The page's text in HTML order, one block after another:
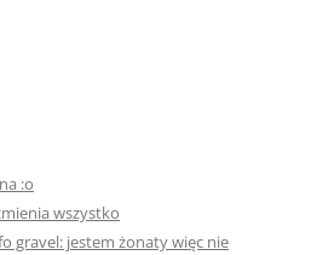
:o
wszystko
gravel: jestem żonaty więc nie